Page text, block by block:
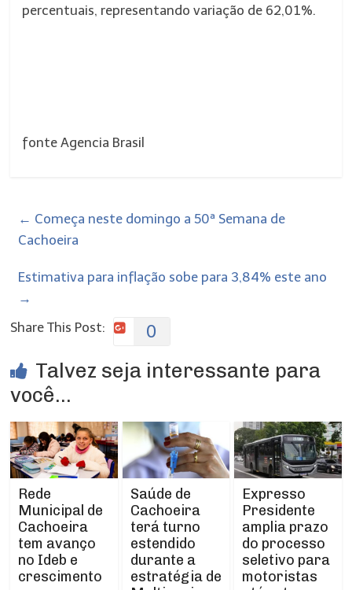
percentuais, representando variação de 62,01%.
fonte Agencia Brasil
← Começa neste domingo a 50ª Semana de
Cachoeira
Estimativa para inflação sobe para 3,84% este ano
→
Share This Post:
0
Talvez seja interessante para
você...
Rede
Municipal de
Cachoeira
tem avanço
no Ideb e
crescimento
Saúde de
Cachoeira
terá turno
estendido
durante a
estratégia de
Expresso
Presidente
amplia prazo
do processo
seletivo para
motoristas